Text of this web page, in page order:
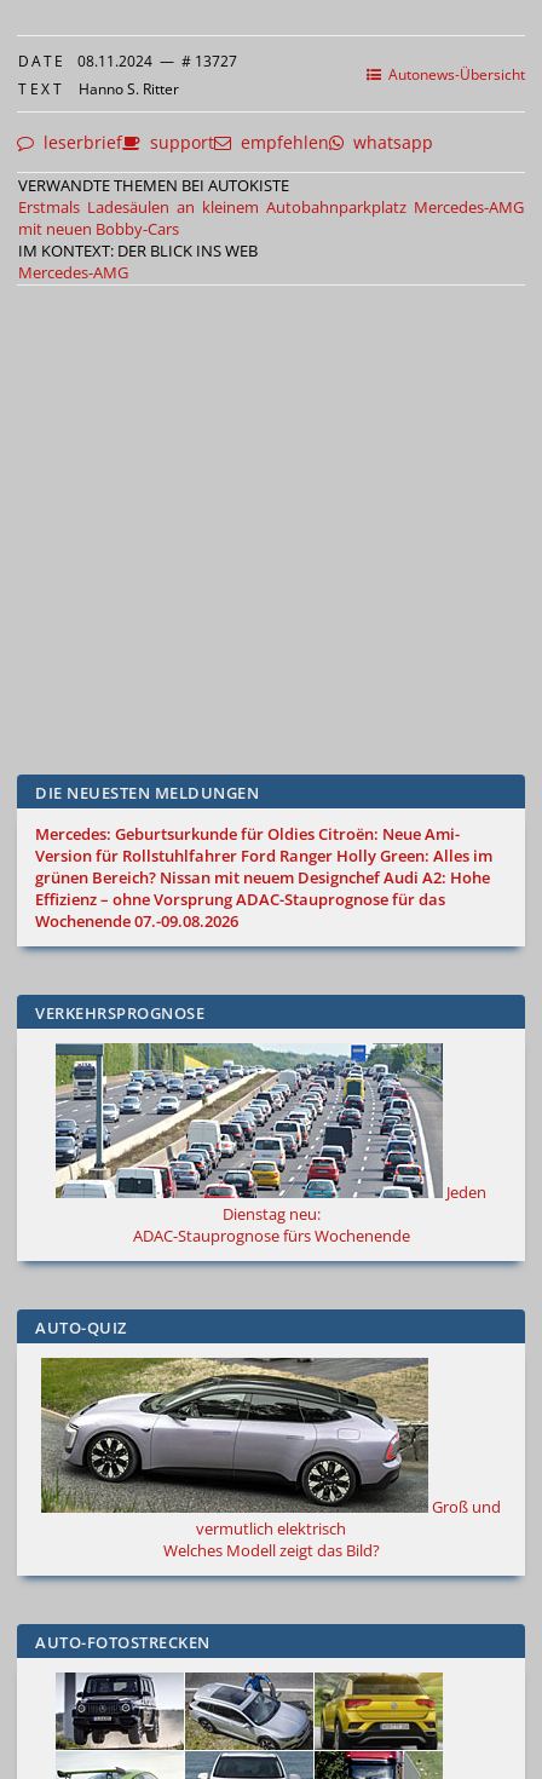
Autonews-Übersicht
DATE 08.11.2024 — # 13727
TEXT Hanno S. Ritter
leserbrief support empfehlen whatsapp
VERWANDTE THEMEN BEI AUTOKISTE
Erstmals Ladesäulen an kleinem Autobahnparkplatz Mercedes-AMG
mit neuen Bobby-Cars
IM KONTEXT: DER BLICK INS WEB
Mercedes-AMG
DIE NEUESTEN MELDUNGEN
Mercedes: Geburtsurkunde für OldiesCitroën: Neue Ami-
Version für Rollstuhlfahrer Ford Ranger Holly Green: Alles im
grünen Bereich? Nissan mit neuem DesignchefAudi A2: Hohe
Effizienz – ohne VorsprungADAC-Stauprognose für das
Wochenende 07.-09.08.2026
VERKEHRSPROGNOSE
Jeden
Dienstag neu:
ADAC-Stauprognose fürs Wochenende
AUTO-QUIZ
Groß und
vermutlich elektrisch
Welches Modell zeigt das Bild?
AUTO-FOTOSTRECKEN